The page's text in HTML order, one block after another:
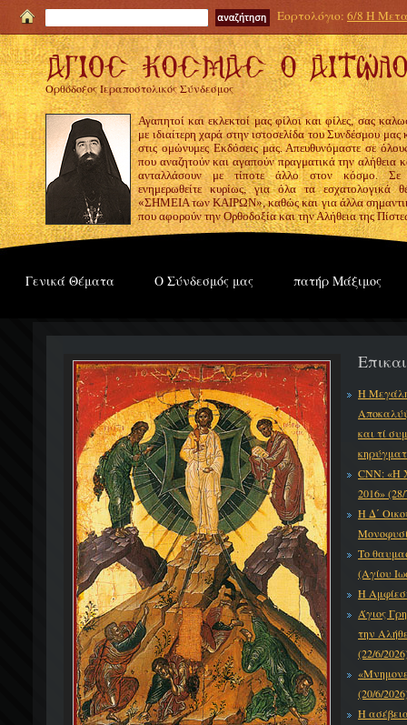
Εορτολόγιο: 6/8 Η
Ορθόδοξος Ιεραποστολικός Σύνδεσμος
Αγαπητοί και εκλεκτοί μας φίλοι και φίλες, σας
με ιδιαίτερη χαρά στην ιστοσελίδα του Συνδέσμου μας
στις ομώνυμες Εκδόσεις μας. Απευθυνόμαστε σε
που αναζητούν και αγαπούν πραγματικά την αλήθεια
ανταλλάσουν με τίποτε άλλο στον κόσμο.
ενημερωθείτε κυρίως, για όλα τα εσχατολογικά
«ΣΗΜΕΙΑ των ΚΑΙΡΩΝ», καθώς και για άλλα
που αφορούν την Ορθοδοξία και την Αλήθεια της
Γενικά Θέματα Ο Σύνδεσμός μας πατήρ Μάξιμος
Η Μεγάλη
και τί
CNN: «Η
2016»
Η Δ΄
Το
(Αγίου
Η
Άγιος
την
(22/6/
(20/6/
Η